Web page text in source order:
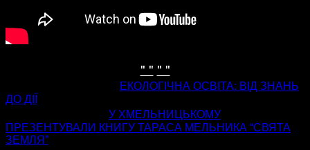
" " " "
ЕКОЛОГІЧНА ОСВІТА: ВІД ЗНАНЬ
ДО ДІЇ
У ХМЕЛЬНИЦЬКОМУ
ПРЕЗЕНТУВАЛИ КНИГУ ТАРАСА МЕЛЬНИКА “СВЯТА
ЗЕМЛЯ”